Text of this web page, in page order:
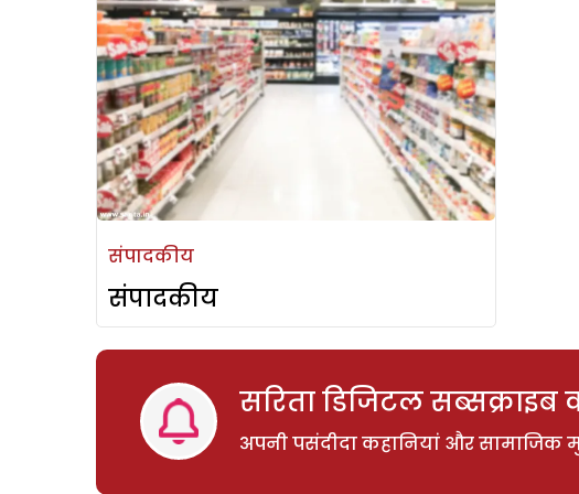
संपादकीय
संपादकीय
सरिता डिजिटल सब्सक्राइब
अपनी पसंदीदा कहानियां और सामाजिक